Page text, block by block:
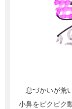
息づかいが荒
小鼻をピクピク